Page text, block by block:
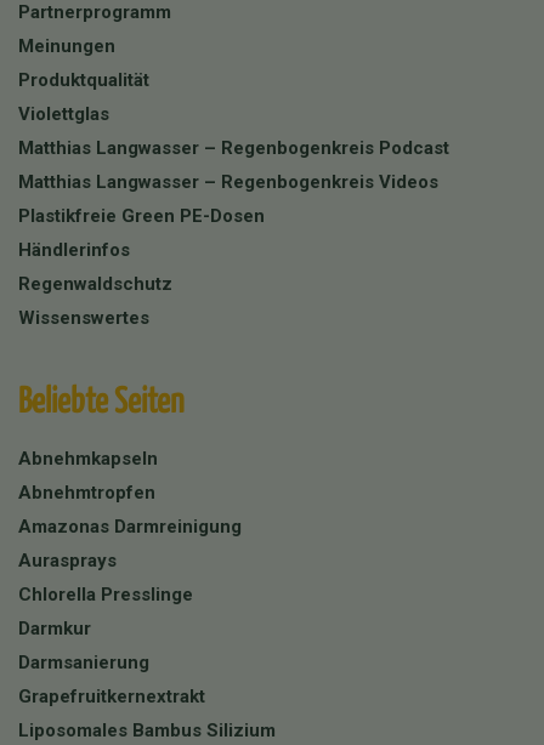
Partnerprogramm
Meinungen
Produktqualität
Violettglas
Matthias Langwasser – Regenbogenkreis Podcast
Matthias Langwasser – Regenbogenkreis Videos
Plastikfreie Green PE-Dosen
Händlerinfos
Regenwaldschutz
Wissenswertes
Beliebte Seiten
Abnehmkapseln
Abnehmtropfen
Amazonas Darmreinigung
Aurasprays
Chlorella Presslinge
Darmkur
Darmsanierung
Grapefruitkernextrakt
Liposomales Bambus Silizium